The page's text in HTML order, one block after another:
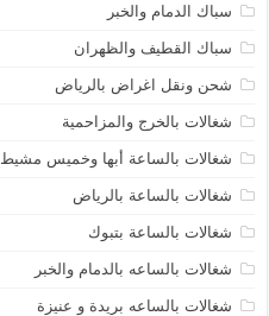
سباك الدمام والخبر
سباك القطيف والظهران
شحن ونقل اغراض بالرياض
شغالات بالخرج والمزاحمية
شغالات بالساعة أبها وخميس مشيط
شغالات بالساعة بالرياض
شغالات بالساعة بتبوك
شغالات بالساعه بالدمام والخبر
شغالات بالساعه بريدة و عنيزة